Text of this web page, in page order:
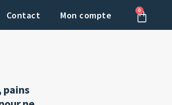
Contact Mon compte 0
Panier
pains